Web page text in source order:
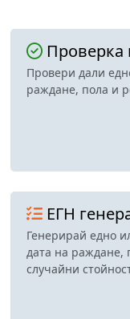
Проверка
Провери дали
раждане, пола и
ЕГН
Генерирай едно
дата на раждане,
случайни